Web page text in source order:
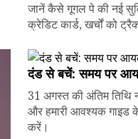
जानें कैसे गूगल पे की नई
क्रेडिट कार्ड, खर्चों को
दंड से बचें: समय पर
31 अगस्त की अंतिम
और हमारी आवश्यक गाइड
करें।